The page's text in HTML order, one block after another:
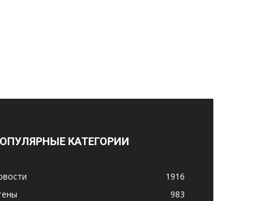
КАТЕГОРИИ
1916
983